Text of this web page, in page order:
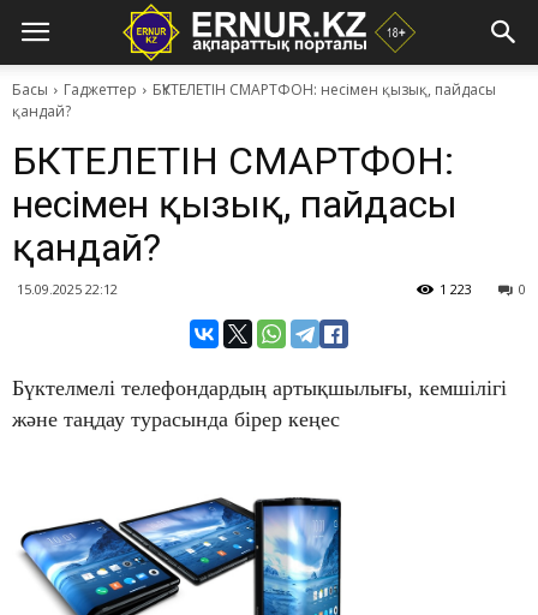
Басы Гаджеттер
БҮКТЕЛЕТІН СМАРТФОН: несімен қызық, пайдасы
қандай?
БҮКТЕЛЕТІН СМАРТФОН:
несімен қызық, пайдасы
қандай?
15.09.2025 22:12 0
1 223
Бүктелмелі телефондардың артықшылығы, кемшілігі
және таңдау турасында бірер кеңес